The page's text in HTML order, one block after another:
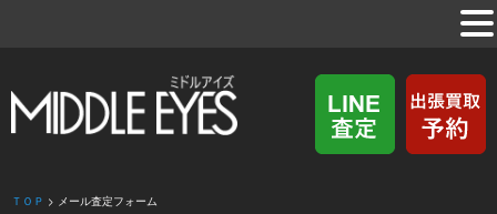
ＴＯＰ > メール査定フォーム